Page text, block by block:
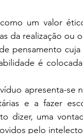
um valor
da realização ou
pensamento
é
apresenta-se
e a fazer
dizer, uma
pelo